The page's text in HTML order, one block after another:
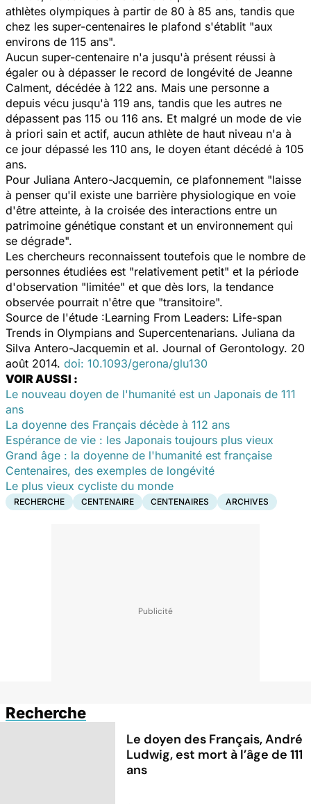
athlètes olympiques à partir de 80 à 85 ans, tandis que
chez les super-centenaires le plafond s'établit "aux
environs de 115 ans".
Aucun super-centenaire n'a jusqu'à présent réussi à
égaler ou à dépasser le record de longévité de Jeanne
Calment, décédée à 122 ans. Mais une personne a
depuis vécu jusqu'à 119 ans, tandis que les autres ne
dépassent pas 115 ou 116 ans. Et malgré un mode de vie
à priori sain et actif, aucun athlète de haut niveau n'a à
ce jour dépassé les 110 ans, le doyen étant décédé à 105
ans.
Pour Juliana Antero-Jacquemin, ce plafonnement "laisse
à penser qu'il existe une barrière physiologique en voie
d'être atteinte, à la croisée des interactions entre un
patrimoine génétique constant et un environnement qui
se dégrade".
Les chercheurs reconnaissent toutefois que le nombre de
personnes étudiées est "relativement petit" et la période
d'observation "limitée" et que dès lors, la tendance
observée pourrait n'être que "transitoire".
Source de l'étude :Learning From Leaders: Life-span
Trends in Olympians and Supercentenarians. Juliana da
Silva Antero-Jacquemin et al. Journal of Gerontology. 20
août 2014. doi: 10.1093/gerona/glu130
VOIR AUSSI :
Le nouveau doyen de l'humanité est un Japonais de 111
ans
La doyenne des Français décède à 112 ans
Espérance de vie : les Japonais toujours plus vieux
Grand âge : la doyenne de l'humanité est française
Centenaires, des exemples de longévité
Le plus vieux cycliste du monde
RECHERCHE CENTENAIRE CENTENAIRES ARCHIVES
Recherche
Le doyen des Français, André
Ludwig, est mort à l’âge de 111
ans